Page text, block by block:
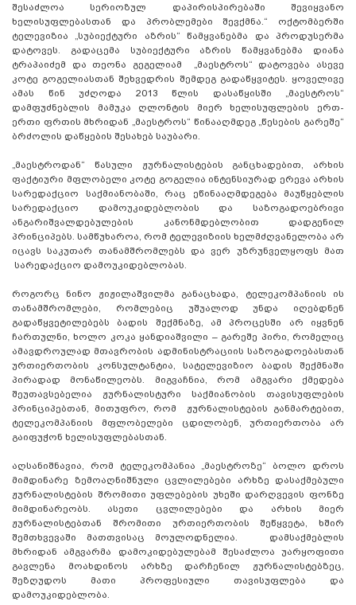
შესაძლოა სერიოზულ დაპირისპირებაში შევიყვანო
ხელისუფლებასთან და პრობლემები შევქმნა.“ ოქტომბერში
ტელევიზია „სუბიექტური აზრის“ წამყვანებმა და პროდუსერმა
დატოვეს. გადაცემა სუბიექტური აზრის წამყვანებმა დიანა
ტრაპაიძემ და თეონა გეგელიამ „მაესტროს“ დატოვება ასევე
კოტე გოგელიასთან შეხვედრის შემდეგ გადაწყვიტეს. ყოველივე
ამას წინ უძღოდა 2013 წლის დასაწყისში „მაესტროს“
დამფუძნებლის მამუკა ღლონტის მიერ ხელისუფლების ერთ-
ერთი ფრთის მხრიდან „მაესტროს“ წინააღმდეგ „წესების გარეშე“
ბრძოლის დაწყების შესახებ საუბარი.
„მაესტროდან“ წასული ჟურნალისტების განცხადებით, არხის
ფაქტიური მფლობელი კოტე გოგელია ინტენსიურად ერევა არხის
სარედაქციო საქმიანობაში, რაც ეწინააღმდეგება მაუწყებლის
სარედაქციო დამოუკიდებლობის და საზოგადოებრივი
ანგარიშვალდებულების კანონმდებლობით დადგენილ
პრინციპებს. სამწუხაროა, რომ ტელევიზიის ხელმძღვანელობა არ
იცავს საკუთარ თანამშრომლებს და ვერ უზრუნველყოფს მათ
სარედაქციო დამოუკიდებლობას.
როგორც ნინო ჟიჟილაშვილმა განაცხადა, ტელეკომპანიის ის
თანამშრომლები, რომლებიც უშუალოდ უნდა იღებდნენ
გადაწყვეტილებებს ბადის შექმნაზე, ამ პროცესში არ იყვნენ
ჩართულნი, ხოლო კოკა ყანდიაშვილი – გარეშე პირი, რომელიც
ამავდროულად მთავრობის ადმინისტრაციის საზოგადოებასთან
ურთიერთობის კონსულტანტია, სატელევიზიო ბადის შექმნაში
პირადად მონაწილეობს. მიგვაჩნია, რომ ამგვარი ქმედება
შეუთავსებელია ჟურნალისტური საქმიანობის თავისუფლების
პრინციპებთან, მითუფრო, რომ ჟურნალისტების განმარტებით,
ტელეკომპანიის მფლობელები ცდილობენ, ურთიერთობა არ
გაიფუჭონ ხელისუფლებასთან.
აღსანიშნავია, რომ ტელეკომპანია „მაესტროზე“ ბოლო დროს
მიმდინარე ზემოაღნიშნული ცვლილებები არხზე დასაქმებული
ჟურნალისტების შრომითი უფლებების უხეში დარღვევის ფონზე
მიმდინარეობს. ასეთი ცვლილებები და არხის მიერ
ჟურნალისტებთან შრომითი ურთიერთობის შეწყვეტა, ხშირ
შემთხვევაში მათთვისაც მოულოდნელია. დამსაქმებლის
მხრიდან ამგვარმა დამოკიდებულებამ შესაძლოა უარყოფითი
გავლენა მოახდინოს არხზე დარჩენილ ჟურნალისტებზეც,
შეზღუდოს მათი პროფესიული თავისუფლება და
დამოუკიდებლობა.